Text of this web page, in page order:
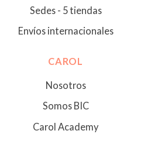
Sedes - 5 tiendas
Envíos internacionales
CAROL
Nosotros
Somos BIC
Carol Academy